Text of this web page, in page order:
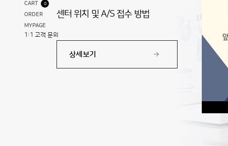
CART
0
ORDER
MYPAGE
1:1 고객 문의
모델별 악세서리를 확인하세요!
상세보기
센터 위치 및 A/S 접수 방법
상세보기
모델별 악세서리를 확인하세요!
상세보기
센터 위치 및 A/S 접수 방법
상세보기